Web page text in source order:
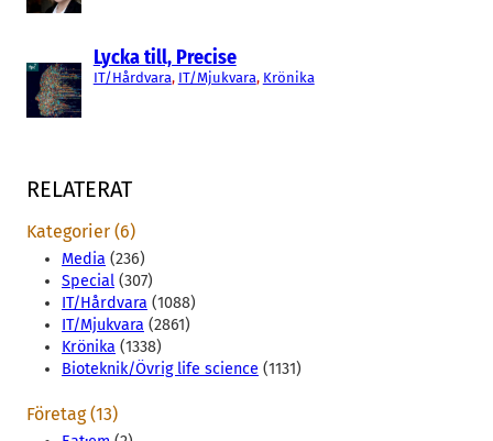
Lycka till, Precise
IT/Hårdvara, IT/Mjukvara, Krönika
RELATERAT
Kategorier (6)
Media (236)
Special (307)
IT/Hårdvara (1088)
IT/Mjukvara (2861)
Krönika (1338)
Bioteknik/Övrig life science (1131)
Företag (13)